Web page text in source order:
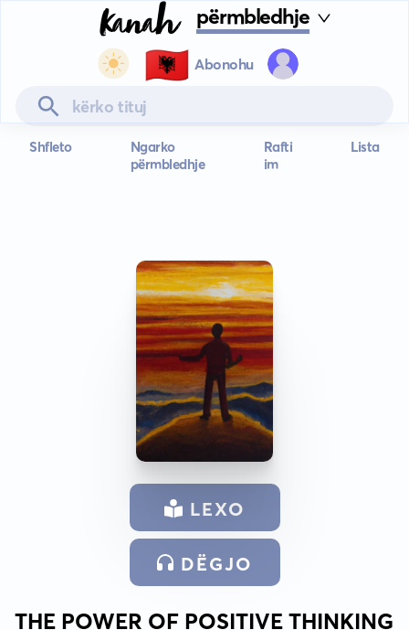
përmbledhje
🇦🇱 Abonohu
Shfleto
Ngarko
përmbledhje
Rafti
im
Lista
LEXO
DËGJO
THE POWER OF POSITIVE THINKING